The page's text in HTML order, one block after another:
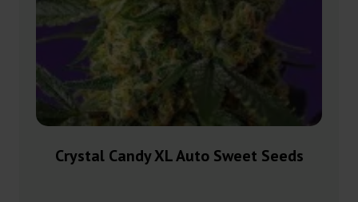
Crystal Candy XL Auto Sweet Seeds